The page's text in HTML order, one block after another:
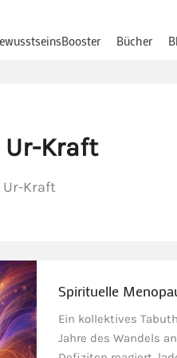
Bücher
Kraft
Kraft
Spirituelle
Ein kollektives
Jahre des Wandels